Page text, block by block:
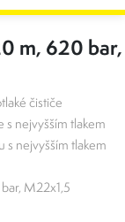
m, 620 bar,
čističe
s nejvyšším tlakem
s nejvyšším tlakem
M22x1,5